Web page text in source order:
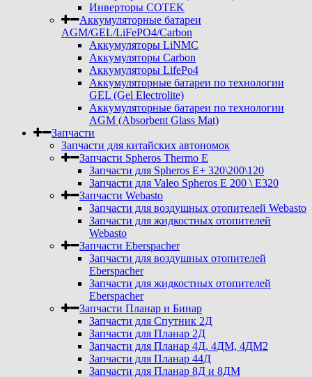
Инверторы COTEK
Аккумуляторные батареи
AGM/GEL/LiFePO4/Carbon
Аккумуляторы LiNMC
Аккумуляторы Carbon
Аккумуляторы LifePo4
Аккумуляторные батареи по технологии
GEL (Gel Electrolite)
Аккумуляторные батареи по технологии
AGM (Absorbent Glass Mat)
Запчасти
Запчасти для китайских автономок
Запчасти Spheros Thermo E
Запчасти для Spheros E+ 320\200\120
Запчасти для Valeo Spheros E 200 \ E320
Запчасти Webasto
Запчасти для воздушных отопителей Webasto
Запчасти для жидкостных отопителей
Webasto
Запчасти Eberspacher
Запчасти для воздушных отопителей
Eberspacher
Запчасти для жидкостных отопителей
Eberspacher
Запчасти Планар и Бинар
Запчасти для Спутник 2Д
Запчасти для Планар 2Д
Запчасти для Планар 4Д, 4ДМ, 4ДМ2
Запчасти для Планар 44Д
Запчасти для Планар 8Д и 8ДМ